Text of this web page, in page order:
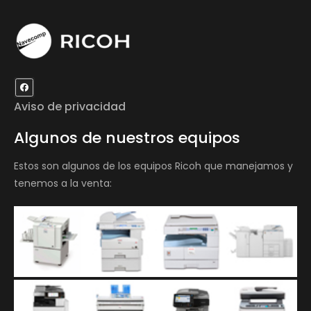
Aviso de privacidad
Algunos de nuestros equipos
Estos son algunos de los equipos Ricoh que manejamos y
tenemos a la venta: